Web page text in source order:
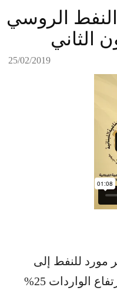
الروسي
25/02/2019
مورد للنفط إلى
الصين في كانون الثاني مع ارتفاع الواردات 25%